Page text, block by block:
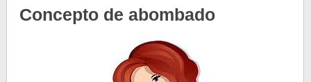
Concepto de abombado